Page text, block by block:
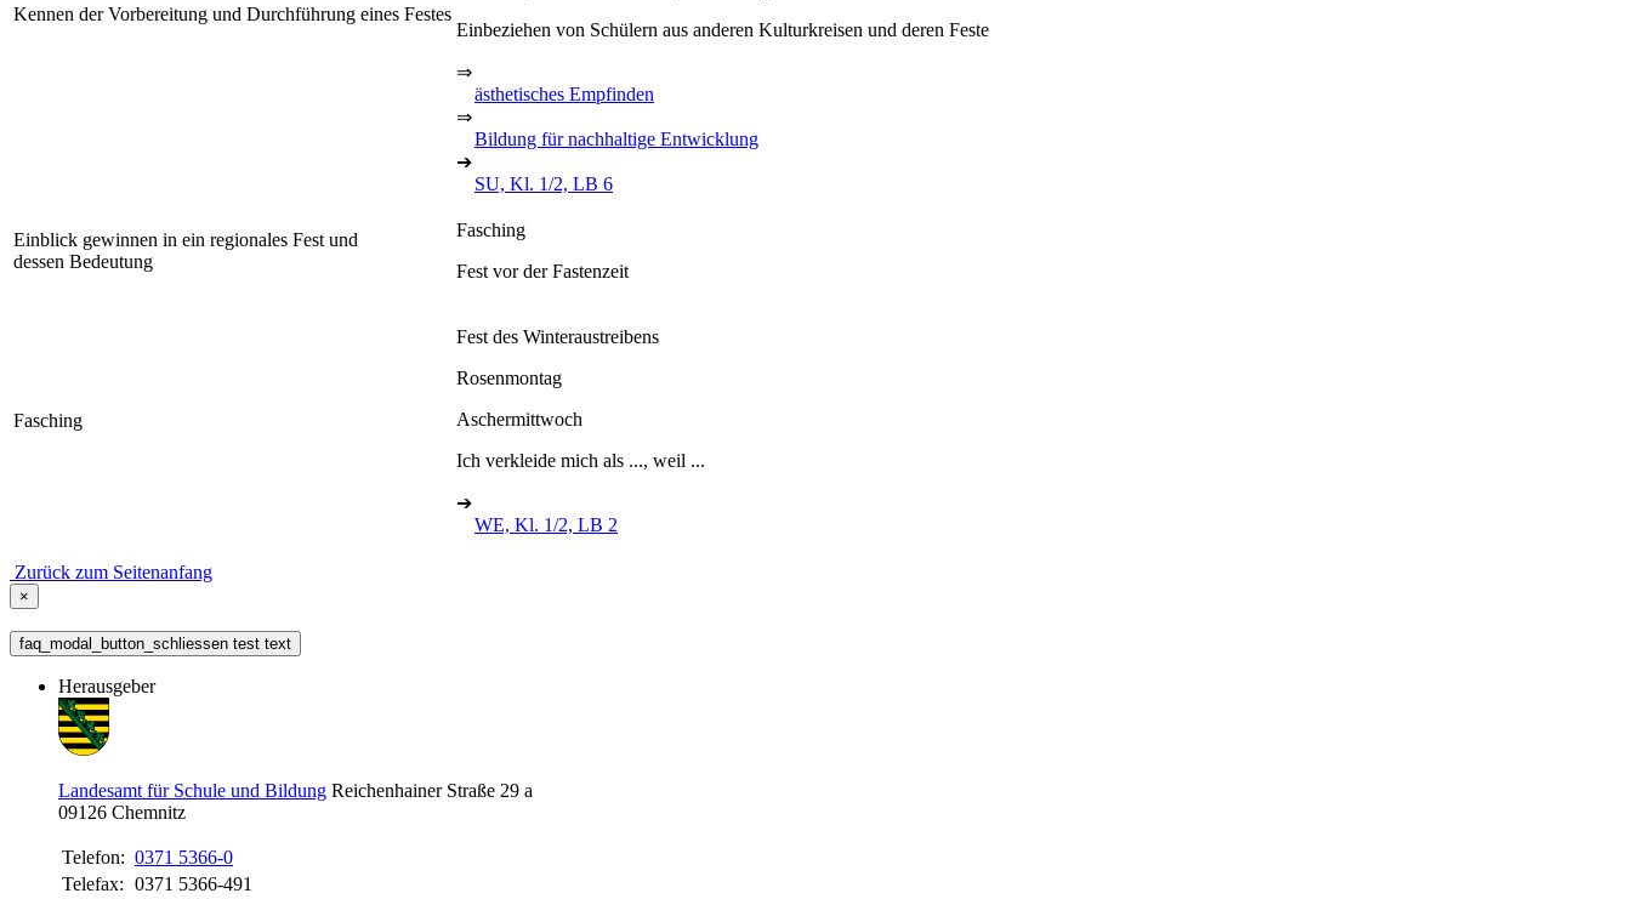
Kennen der Vorbereitung und Durchführung eines Festes
Einbeziehen von Schülern aus anderen Kulturkreisen und deren Feste
⇒
ästhetisches Empfinden
⇒
Bildung für nachhaltige Entwicklung
➔
SU, Kl. 1/2, LB 6
Einblick gewinnen in ein regionales Fest und
dessen Bedeutung
Fasching
Fest vor der Fastenzeit
Fasching
Fest des Winteraustreibens
Rosenmontag
Aschermittwoch
Ich verkleide mich als ..., weil ...
➔
WE, Kl. 1/2, LB 2
Zurück zum Seitenanfang
×
faq_modal_button_schliessen test text
Herausgeber
Landesamt für Schule und Bildung Reichenhainer Straße 29 a
09126 Chemnitz
Telefon: 0371 5366-0
Telefax: 0371 5366-491